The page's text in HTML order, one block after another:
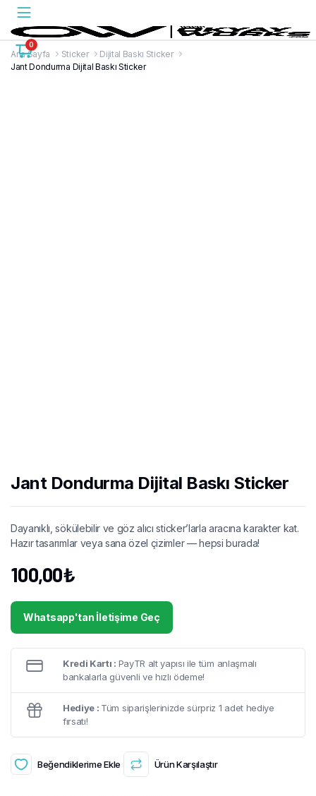
0
Ana Sayfa Sticker
Dijital Baskı Sticker
Jant Dondurma Dijital Baskı Sticker
Jant Dondurma Dijital Baskı Sticker
Dayanıklı, sökülebilir ve göz alıcı sticker’larla aracına karakter kat.
Hazır tasarımlar veya sana özel çizimler — hepsi burada!
100,00₺
Whatsapp'tan İletişime Geç
Kredi Kartı : PayTR alt yapısı ile tüm anlaşmalı
bankalarla güvenli ve hızlı ödeme!
Hediye : Tüm siparişlerinizde sürpriz 1 adet hediye
fırsatı!
Beğendiklerime Ekle Ürün Karşılaştır